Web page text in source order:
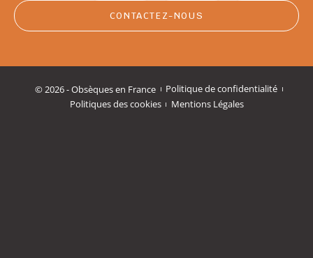
CONTACTEZ-NOUS
© 2026 - Obsèques en France
Politique de confidentialité
Politiques des cookies
Mentions Légales